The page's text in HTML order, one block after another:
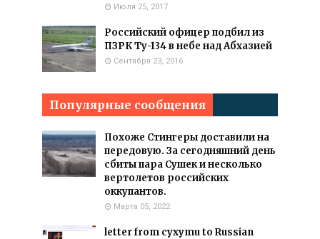
Июля 25, 2017
Российский офицер подбил из
ПЗРК Ту-134 в небе над Абхазией
Сентября 23, 2016
Популярные сообщения
Похоже Стингеры доставили на
передовую. За сегодняшний день
сбиты пара Сушек и несколько
вертолетов российских
оккупантов.
Марта 05, 2022
letter from cyxymu to Russian